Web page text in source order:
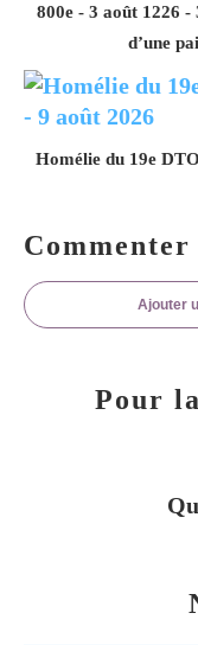
800e - 3 août 1226 -
d’une
Homélie du 19e
Ajouter
Pour